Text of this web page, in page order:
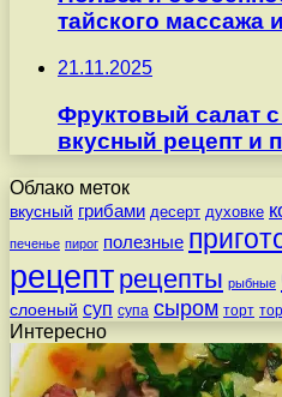
тайского массажа
21.11.2025
Фруктовый салат
вкусный рецепт и
Облако меток
вкусный грибами десерт духовке
печенье пирог полезные
рецепт рецепты рыбные
слоеный суп супа сыром торт
Интересно